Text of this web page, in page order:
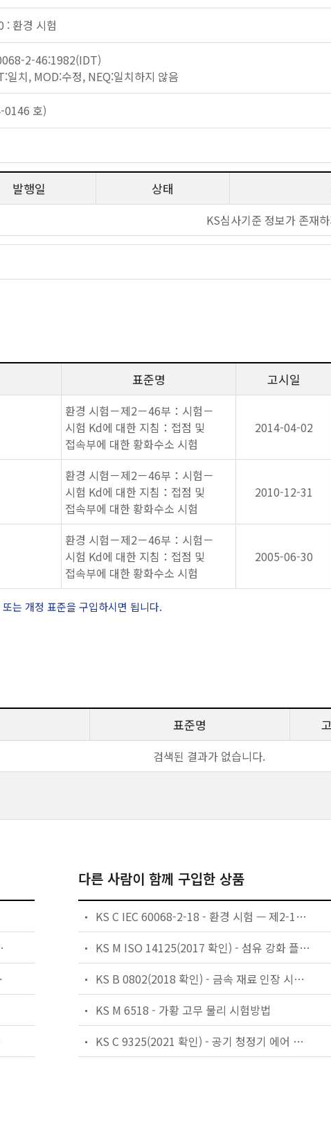
: 환경 시험
2-46:1982(IDT)
치, MOD:수정, NEQ:일치하지 않음
0146 호)
발행일 상태
KS심사기준 정보가 존재
표준명 고시일
환경 시험－제2－46부：시험－
시험 Kd에 대한 지침：접점 및
접속부에 대한 황화수소 시험
2014-04-02
환경 시험－제2－46부：시험－
시험 Kd에 대한 지침：접점 및
접속부에 대한 황화수소 시험
2010-12-31
환경 시험－제2－46부：시험－
시험 Kd에 대한 지침：접점 및
접속부에 대한 황화수소 시험
2005-06-30
는 개정 표준을 구입하시면 됩니다.
표준명
검색된 결과가 없습니다.
에 대한 이산화황 시험
를 위한 정보－
다른 사람이 함께 구입한 상품
KS C IEC 60068-2-18 - 환경 시험 — 제2-18부: 시험 — 시험 R과 지침: 물
KS M ISO 14125(2017 확인) - 섬유 강화 플라스틱 복합 재료－굴곡 물성의 측정
KS B 0802(2018 확인) - 금속 재료 인장 시험 방법
KS M 6518 - 가황 고무 물리 시험방법
KS C 9325(2021 확인) - 공기 청정기 에어 필터